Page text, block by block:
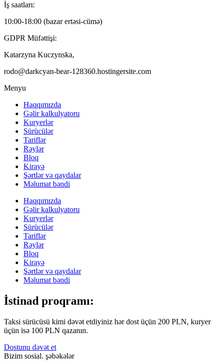
İş saatları:
10:00-18:00 (bazar ertəsi-cümə)
GDPR Müfəttişi:
Katarzyna Kuczynska,
rodo@darkcyan-bear-128360.hostingersite.com
Menyu
Haqqımızda
Gəlir kalkulyatoru
Kuryerlər
Sürücülər
Tariflər
Rəylər
Bloq
Kirayə
Şərtlər və qaydalar
Məlumat bəndi
Haqqımızda
Gəlir kalkulyatoru
Kuryerlər
Sürücülər
Tariflər
Rəylər
Bloq
Kirayə
Şərtlər və qaydalar
Məlumat bəndi
İstinad proqramı:
Taksi sürücüsü kimi dəvət etdiyiniz hər dost üçün 200 PLN, kuryer
üçün isə 100 PLN qazanın.
Dostunu dəvət et
Bizim sosial. şəbəkələr